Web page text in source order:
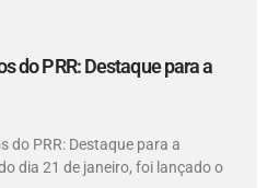
do PRR: Destaque para a
do PRR: Destaque para a
dia 21 de janeiro, foi lançado o